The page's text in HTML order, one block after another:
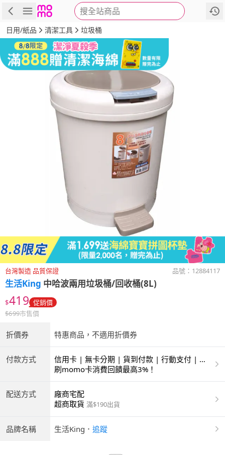
搜全站商品
商品 評價 詳情
日用/紙品 清潔工具 垃圾桶
台灣製造 品質保證 品號： 12884117
生活King 中哈波兩用垃圾桶/回收桶(8L)
$419 促銷價
$699市售價
折價券 特惠商品，不適用折價券
付款方式
信用卡 | 無卡分期 | 貨到付款 | 行動支付 | 超
商付款 | ATM | 銀聯卡
刷momo卡消費回饋最高3%！
配送方式
廠商宅配
超商取貨 滿$190出貨
品牌名稱 生活King ． 追蹤